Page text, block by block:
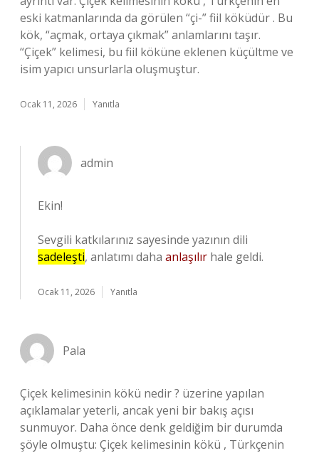
eski katmanlarında da görülen “çi-” fiil köküdür . Bu
kök, “açmak, ortaya çıkmak” anlamlarını taşır.
“Çiçek” kelimesi, bu fiil köküne eklenen küçültme ve
isim yapıcı unsurlarla oluşmuştur.
Ocak 11, 2026 Yanıtla
admin
Ekin!
Sevgili katkılarınız sayesinde yazının dili
sadeleşti, anlatımı daha anlaşılır hale geldi.
Ocak 11, 2026 Yanıtla
Pala
Çiçek kelimesinin kökü nedir ? üzerine yapılan
açıklamalar yeterli, ancak yeni bir bakış açısı
sunmuyor. Daha önce denk geldiğim bir durumda
şöyle olmuştu: Çiçek kelimesinin kökü , Türkçenin